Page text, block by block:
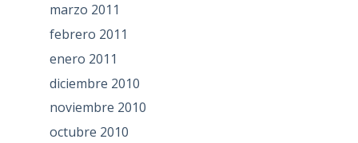
marzo 2011
febrero 2011
enero 2011
diciembre 2010
noviembre 2010
octubre 2010